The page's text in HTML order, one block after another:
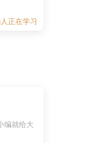
人正在学习
编就给大